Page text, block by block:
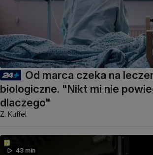
Od marca czeka na
biologiczne. "Nikt mi nie
dlaczego"
Z. Kuffel
43 min